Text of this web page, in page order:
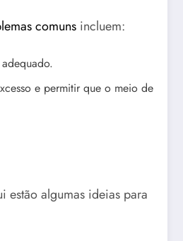
comuns incluem:
e permitir que o meio de
estão algumas ideias para